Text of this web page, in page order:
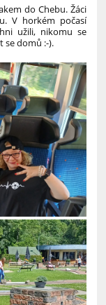
do Chebu. Žáci
V horkém počasí
užili, nikomu se
se domů :-).